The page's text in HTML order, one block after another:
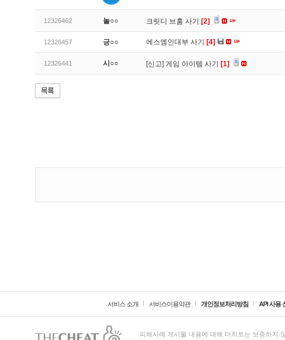
12326462 놀○○ 크릿디 브훔 사기 [2]
12326457 긍○○ 에스엠인대부 사기 [4]
12326441 시○○ [신고] 게임 아이템 사기 [1]
서비스 소개 서비스이용약관 개인정보처리방침 API 사용
피해사례 게시물 내용에 대해 더치트는 보증하지